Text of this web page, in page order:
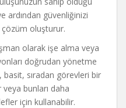
ardından güvenliğinizi
oluşturur.
olarak işe alma veya
doğrudan yönetme
basit, sıradan görevleri bir
veya bunları daha
için kullanabilir.